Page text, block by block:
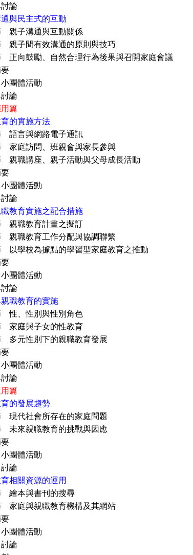
論
與民主式的互動
溝通與互動關係
有效溝通的原則與技巧
勵、自然合理行為後果與召開家庭會議
體活動
論
篇
的實施方法
與網路電子通訊
問、班親會與家長參與
座、親子活動與父母成長活動
體活動
論
教育實施之配合措施
教育計畫之擬訂
育工作分配與協調聯繫
為據點的學習型家庭教育之推動
體活動
論
職教育的實施
性別與性別角色
與子女的性教育
性別下的親職教育發展
體活動
論
篇
的發展趨勢
社會所存在的家庭問題
親職教育的挑戰與因應
體活動
論
相關資源的運用
與書刊的搜尋
親職教育機構及其網站
體活動
論